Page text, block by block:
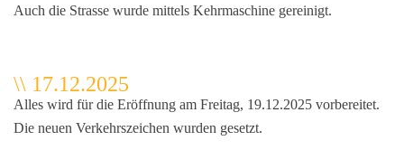
Auch die Strasse wurde mittels Kehrmaschine gereinigt.
\\ 17.12.2025
Alles wird für die Eröffnung am Freitag, 19.12.2025 vorbereitet.
Die neuen Verkehrszeichen wurden gesetzt.